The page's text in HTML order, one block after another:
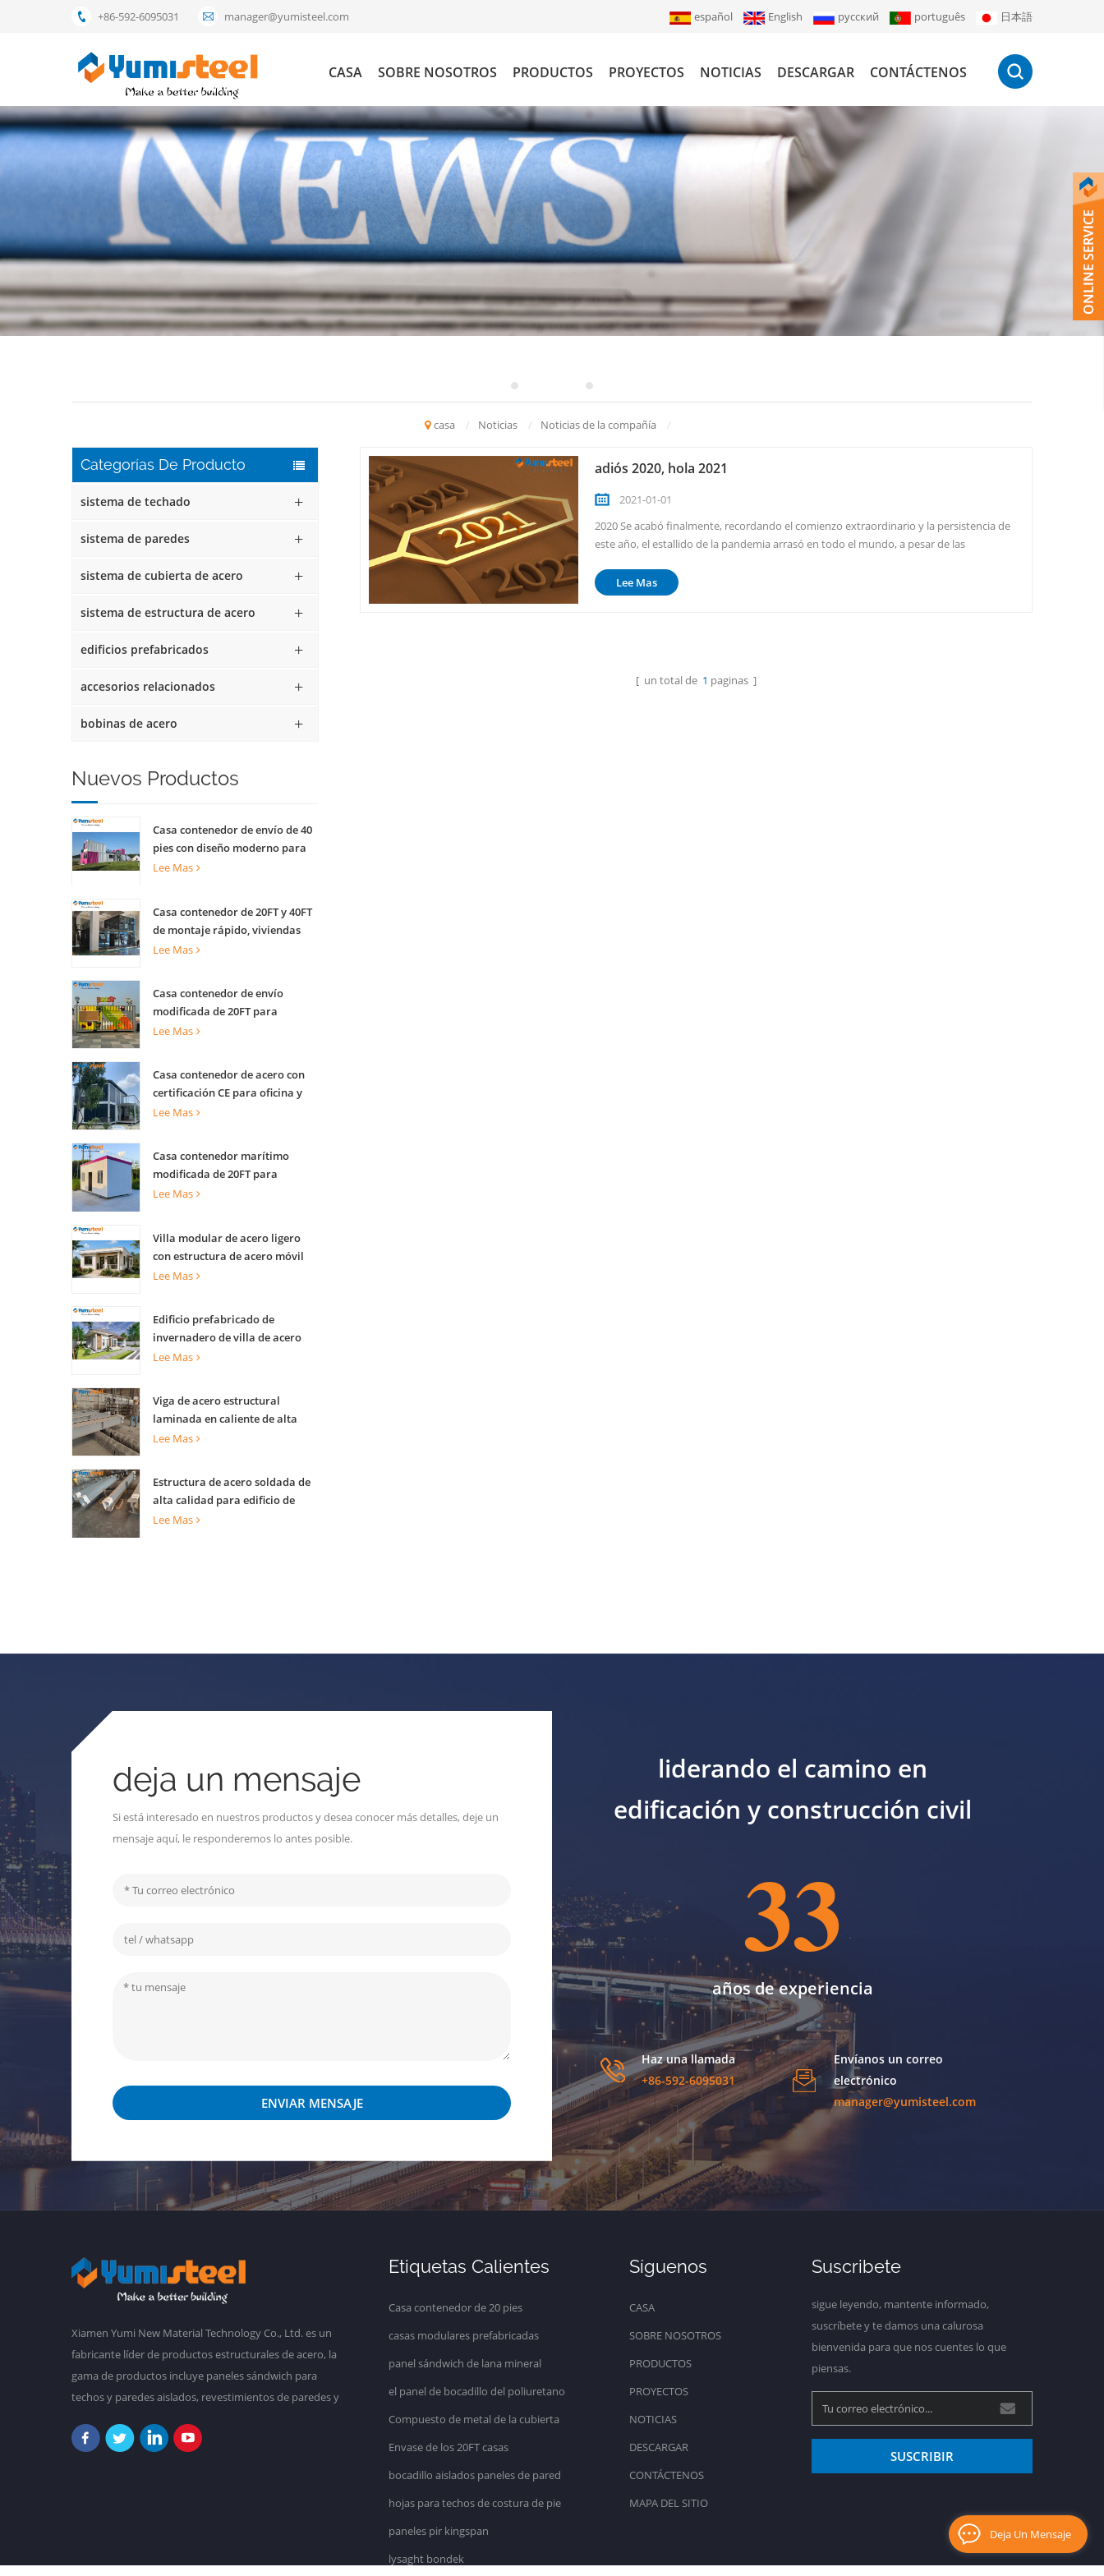
+86-592-6095031 manager@yumisteel.com español English русский português 日本語
CASA SOBRE NOSOTROS PRODUCTOS PROYECTOS NOTICIAS DESCARGAR CONTÁCTENOS
casa / Noticias / Noticias de la compañía /
Categorías De Producto
sistema de techado
sistema de paredes
sistema de cubierta de acero
sistema de estructura de acero
edificios prefabricados
accesorios relacionados
bobinas de acero
Nuevos Productos
Casa contenedor de envío de 40
pies con diseño moderno para
quiosco comercial callejero
Lee Mas
Casa contenedor de 20FT y 40FT
de montaje rápido, viviendas
prefabricadas para vivir
Lee Mas
Casa contenedor de envío
modificada de 20FT para
cafetería creativa, oficina y
Lee Mas
Casa contenedor de acero con
certificación CE para oficina y
vivienda
Lee Mas
Casa contenedor marítimo
modificada de 20FT para
apartamentos
Lee Mas
Villa modular de acero ligero
con estructura de acero móvil
de lujo
Lee Mas
Edificio prefabricado de
invernadero de villa de acero
ligero para complejo turístico
Lee Mas
Viga de acero estructural
laminada en caliente de alta
capacidad de carga para
Lee Mas
Estructura de acero soldada de
alta calidad para edificio de
construcción
Lee Mas
adiós 2020, hola 2021
2021-01-01
2020 Se acabó finalmente, recordando el comienzo extraordinario y la persistencia de
este año, el estallido de la pandemia arrasó en todo el mundo, a pesar de las
emocionado por el 2020, también encontramos dificul...
Lee Mas
[ un total de 1 paginas ]
deja un mensaje
Si está interesado en nuestros productos y desea conocer más detalles, deje un
mensaje aquí, le responderemos lo antes posible.
ENVIAR MENSAJE
liderando el camino en
edificación y construcción civil
33
años de experiencia
Haz una llamada
+86-592-6095031
Envíanos un correo
electrónico
manager@yumisteel.com
Xiamen Yumi New Material Technology Co., Ltd. es un
fabricante líder de productos estructurales de acero, la
gama de productos incluye paneles sándwich para
techos y paredes aislados, revestimientos de paredes y
de acero para forjados, edificios prefabricados,
de Asia, Oceanía, África, etc. "Nunca te conformes con
Etiquetas Calientes
Casa contenedor de 20 pies
casas modulares prefabricadas
panel sándwich de lana mineral
el panel de bocadillo del poliuretano
Compuesto de metal de la cubierta
Envase de los 20FT casas
bocadillo aislados paneles de pared
hojas para techos de costura de pie
paneles pir kingspan
lysaght bondek
Síguenos
CASA
SOBRE NOSOTROS
PRODUCTOS
PROYECTOS
NOTICIAS
DESCARGAR
CONTÁCTENOS
MAPA DEL SITIO
Suscribete
sigue leyendo, mantente informado,
suscríbete y te damos una calurosa
bienvenida para que nos cuentes lo que
piensas.
SUSCRIBIR
Deja Un Mensaje